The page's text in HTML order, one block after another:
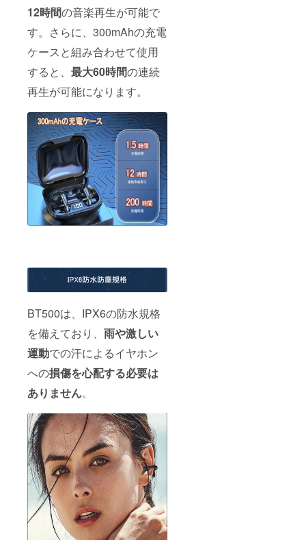
12時間の音楽再生が可能で
す。さらに、300mAhの充電
ケースと組み合わせて使用
すると、 最大60時間の連続
再生が可能になります。
BT500は、IPX6の防水規格
を備えており、 雨や激しい
運動での汗によるイヤホン
への損傷を心配する必要は
ありません。